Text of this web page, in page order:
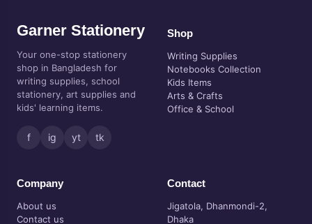
Garner Stationery
Your one-stop stationery
shop in Bangladesh for
writing supplies, school
stationery, art supplies and
kids' learning items.
f ig yt tk
Shop
Writing Supplies
Notebooks Collection
Kids Items
Arts & Crafts
Office & School
Company
About us
Contact us
Contact
Jigatola, Dhanmondi-2,
Dhaka